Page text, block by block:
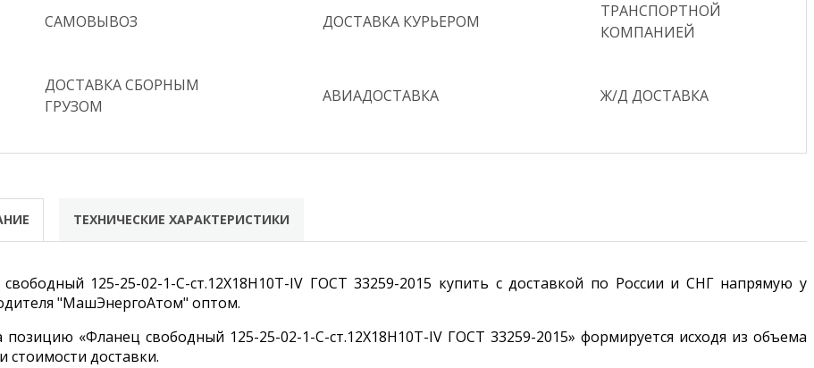
САМОВЫВОЗ ДОСТАВКА КУРЬЕРОМ
ТРАНСПОРТНОЙ
КОМПАНИЕЙ
ДОСТАВКА СБОРНЫМ
ГРУЗОМ
АВИАДОСТАВКА Ж/Д ДОСТАВКА
ТЕХНИЧЕСКИЕ ХАРАКТЕРИСТИКИ
125-25-02-1-С-ст.12Х18Н10Т-IV ГОСТ 33259-2015 купить с доставкой по России и СНГ напрямую у
"МашЭнергоАтом" оптом.
позицию «Фланец свободный 125-25-02-1-С-ст.12Х18Н10Т-IV ГОСТ 33259-2015» формируется исходя из объема
стоимости доставки.